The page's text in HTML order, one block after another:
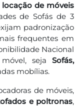
locação de móveis
de Sofás de 3
padronização
frequentes em
Nacional
seja Sofás,
mobílias.
de móveis,
e poltronas,